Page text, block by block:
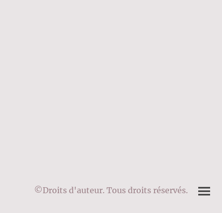
©Droits d'auteur. Tous droits réservés.